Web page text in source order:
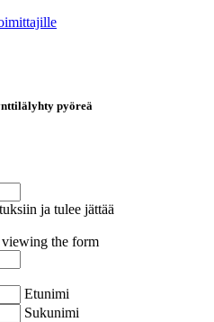
pyöreä
ja tulee jättää
the form
Etunimi
Sukunimi